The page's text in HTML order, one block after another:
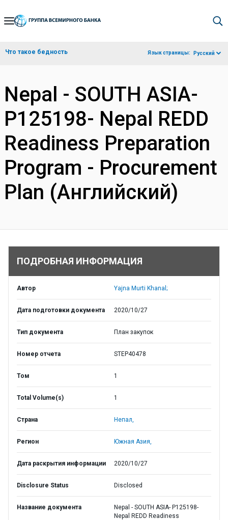
Skip
Navigation
Что такое бедность Язык страницы: Русский
Nepal - SOUTH ASIA-
P125198- Nepal REDD
Readiness Preparation
Program - Procurement
Plan (Английский)
ПОДРОБНАЯ ИНФОРМАЦИЯ
Автор Yajna Murti Khanal;
Дата подготовки документа 2020/10/27
Тип документа План закупок
Номер отчета STEP40478
Том 1
Total Volume(s) 1
Страна Непал,
Регион Южная Азия,
Дата раскрытия информации 2020/10/27
Disclosure Status Disclosed
Название документа
Nepal - SOUTH ASIA- P125198-
Nepal REDD Readiness